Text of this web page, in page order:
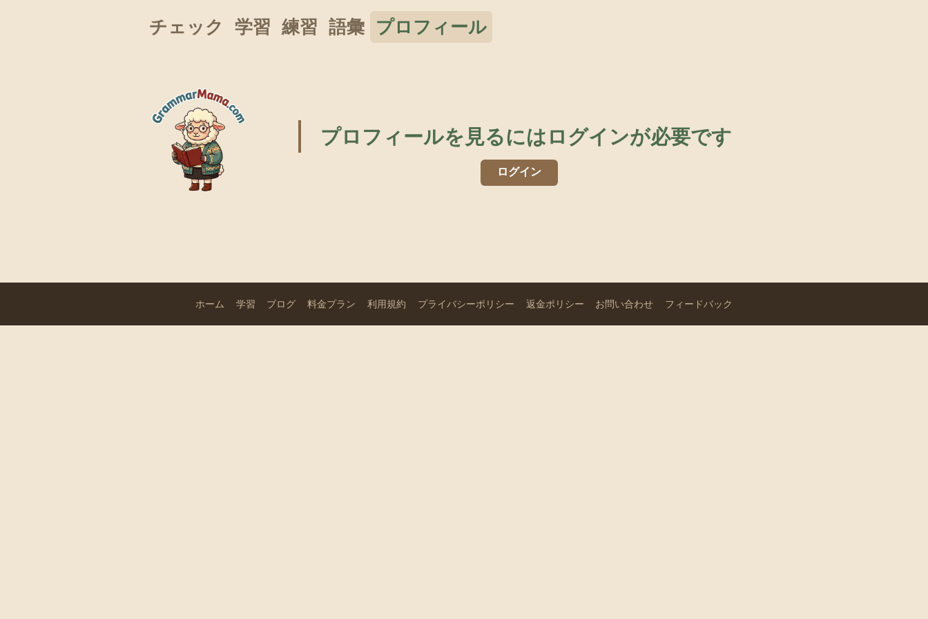
チェック 学習 練習 語彙 プロフィール
プロフィールを見るにはログインが必要です
ログイン
ホーム 学習 ブログ 料金プラン 利用規約 プライバシーポリシー 返金ポリシー お問い合わせ フィードバック